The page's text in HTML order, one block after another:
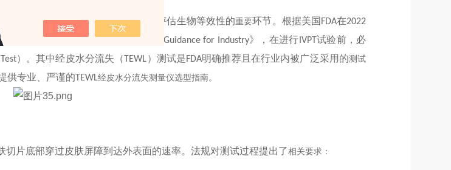
）中，体外透皮试验（IVPT）是评估生物等效性的重要环节。根据美国 FDA在2022
Drug Products Submitted in ANDAs Guidance for Industry》，在进行 IVPT试验前，必
）。其中经皮水分流失（TEWL）测试是FDA明确推荐且在行业内被广泛采用的测试
供专业、严谨的TEWL经皮水分流失测量仪选型指南。
切片底部穿过皮肤屏障到达外表面的速率。法规对测试过程提出了相关要求：